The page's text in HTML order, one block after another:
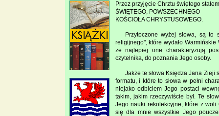
Przez przyjęcie Chrztu świętego
ŚWIĘTEGO, POWSZECHNEGO
KOŚCIOŁA CHRYSTUSOWEGO.
Przytoczone wyżej słowa, są
religijnego", które wydało
że najlepiej one charakteryzują
czytelnika, do poznania Jego osoby.
Jakże te słowa Księdza Jana Zieji
formatu, i które to słowa w pełni
niejako odbiciem Jego postaci
takim, jakim rzeczywiście był. Te
Jego nauki rekolekcyjne, które z woli
się dla mnie wszystkie Jego